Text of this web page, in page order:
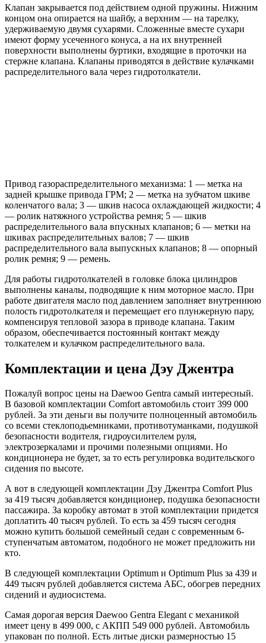
Клапан закрывается под действием одной пружины. Нижним
концом она опирается на шайбу, а верхним — на тарелку,
удерживаемую двумя сухарями. Сложенные вместе сухари
имеют форму усеченного конуса, а на их внутренней
поверхности выполнены буртики, входящие в проточки на
стержне клапана. Клапаны приводятся в действие кулачками
распределительного вала через гидротолкатели.
Привод газораспределительного механизма: 1 — метка на
задней крышке привода ГРМ; 2 — метка на зубчатом шкиве
коленчатого вала; 3 — шкив насоса охлаждающей жидкости; 4
— ролик натяжного устройства ремня; 5 — шкив
распределительного вала впускных клапанов; 6 — метки на
шкивах распределительных валов; 7 — шкив
распределительного вала выпускных клапанов; 8 — опорный
ролик ремня; 9 — ремень.
Для работы гидротолкателей в головке блока цилиндров
выполнены каналы, подводящие к ним моторное масло. При
работе двигателя масло под давлением заполняет внутреннюю
полость гидротолкателя и перемещает его плунжерную пару,
компенсируя тепловой зазора в приводе клапана. Таким
образом, обеспечивается постоянный контакт между
толкателем и кулачком распределительного вала.
Комплектации и цена Дэу Джентра
Пожалуй вопрос цены на Daewoo Gentra самый интересный.
В базовой комплектации Comfort автомобиль стоит 399 000
рублей. За эти деньги вы получите полноценный автомобиль
со всеми стеклоподьемниками, противотуманками, подушкой
безопасности водителя, гидроусилителем руля,
электрозеркалами и прочими полезными опциями. Но
кондиционера не будет, за то есть регулировка водительского
сидения по высоте.
А вот в следующей комплектации Дэу Джентра Comfort Plus
за 419 тысяч добавляется кондиционер, подушка безопасности
пассажира. За коробку автомат в этой комплектации придется
доплатить 40 тысяч рублей. То есть за 459 тысяч сегодня
можно купить большой семейный седан с современным 6-
ступенчатым автоматом, подобного не может предложить ни
кто.
В следующей комплектации Optimum и Optimum Plus за 439 и
449 тысяч рублей добавляется система АБС, обогрев передних
сидений и аудиосистема.
Самая дорогая версия Daewoo Gentra Elegant с механикой
имеет цену в 499 000, с АКПП 549 000 рублей. Автомобиль
упакован по полной. Есть литые диски размерностью 15